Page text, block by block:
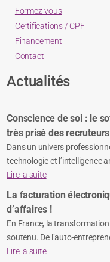
Formez-vous
Certifications / CPF
Financement
Contact
Actualités
Conscience de soi : le
très prisé des recruteurs
Dans un univers
technologie et l’intelligence
Lire la suite
La facturation
d’affaires !
En France, la
soutenu. De l’auto-
Lire la suite